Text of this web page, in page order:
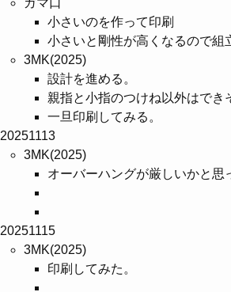
ガマ口
小さいのを作って印刷
小さいと剛性が高くなるので組
3MK(2025)
設計を進める。
親指と小指のつけね以外はでき
一旦印刷してみる。
20251113
3MK(2025)
オーバーハングが厳しいかと思
20251115
3MK(2025)
印刷してみた。